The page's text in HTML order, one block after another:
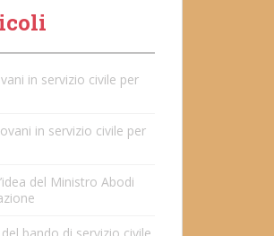
in servizio civile per
in servizio civile per
del Ministro Abodi